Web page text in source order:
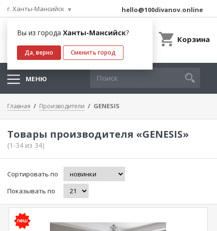
г. Ханты-Мансийск
Вы из города Ханты-Мансийск?
Да, верно Сменить город
hello@100divanov.online
Корзина
МЕНЮ
Главная Производители GENESIS
Товары производителя «GENESIS»
(1-34 из 34)
Сортировать по
Показывать по